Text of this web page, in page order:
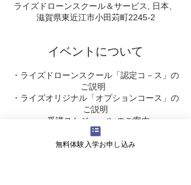
ライズドローンスクール＆サービス, 日本、
滋賀県東近江市小田苅町2245-2
イベントについて
・ライズドローンスクール「認定コ－ス」の
ご説明
・ライズオリジナル「オプションコース」の
ご説明
・受講スケジュ－ル のご案内
・受講料 についてなど・・・
ドロ－ンに関するご質問やご不明な点が明瞭
無料体験入学お申し込み